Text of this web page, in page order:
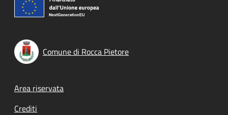
Comune di Rocca Pietore
Footer menu
Area riservata
Crediti